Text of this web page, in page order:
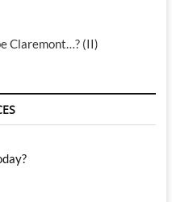
Claremont…? (II)